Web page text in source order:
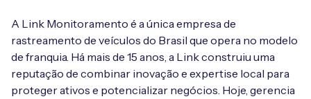
A Link Monitoramento é a única empresa de
rastreamento de veículos do Brasil que opera no modelo
de franquia. Há mais de 15 anos, a Link construiu uma
reputação de combinar inovação e expertise local para
proteger ativos e potencializar negócios. Hoje, gerencia